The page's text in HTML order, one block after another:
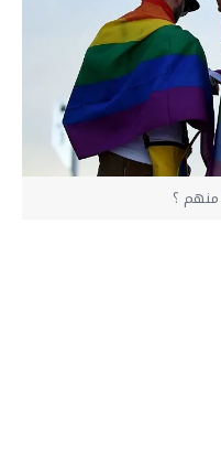
منهم ؟